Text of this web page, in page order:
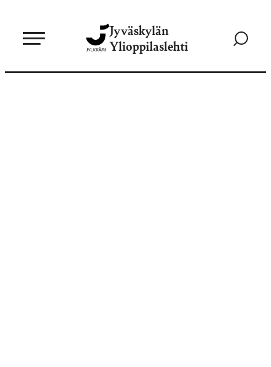
sisältöön
Jyväskylän
Ylioppilaslehti
Siirry